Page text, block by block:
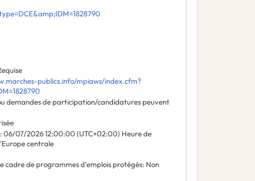
publics.info/mpiaws/index.cfm?
demandes de participation/candidatures peuvent
: 06/07/202612:00:00 (UTC+02:00) Heure de
centrale
cadre de programmes d’emplois protégés: Non